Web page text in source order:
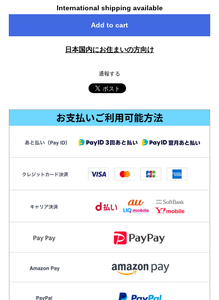
International shipping available
Add to cart
日本国内にお住まいの方向け
通報する